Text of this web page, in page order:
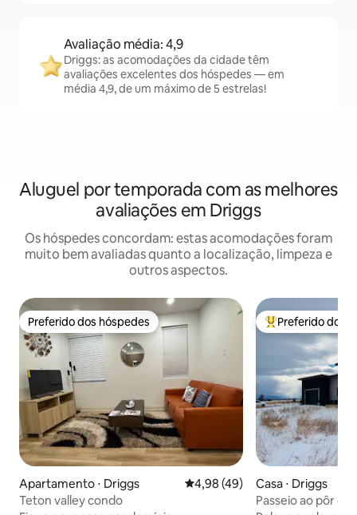
Avaliação média: 4,9
Driggs: as acomodações da cidade têm
avaliações excelentes dos hóspedes — em
média 4,9, de um máximo de 5 estrelas!
Aluguel por temporada com as melhores
avaliações em Driggs
Os hóspedes concordam: estas acomodações foram
muito bem avaliadas quanto a localização, limpeza e
outros aspectos.
Preferido dos hóspedes
Preferido dos hóspedes
Apartamento ⋅ Driggs 4,98 de uma avaliação média
4,98 (49)
Teton valley condo
Entre os
Preferido dos
Casa ⋅ Driggs
Passeio ao pôr do